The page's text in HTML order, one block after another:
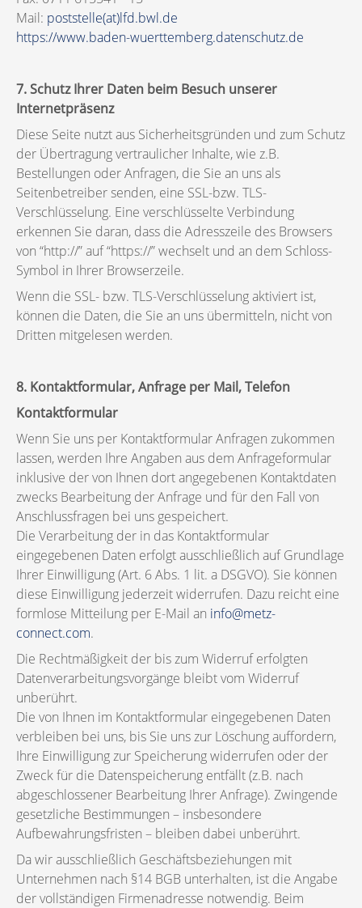
Mail: poststelle(at)lfd.bwl.de
https://www.baden-wuerttemberg.datenschutz.de
7. Schutz Ihrer Daten beim Besuch unserer
Internetpräsenz
Diese Seite nutzt aus Sicherheitsgründen und zum Schutz
der Übertragung vertraulicher Inhalte, wie z.B.
Bestellungen oder Anfragen, die Sie an uns als
Seitenbetreiber senden, eine SSL-bzw. TLS-
Verschlüsselung. Eine verschlüsselte Verbindung
erkennen Sie daran, dass die Adresszeile des Browsers
von “http://” auf “https://” wechselt und an dem Schloss-
Symbol in Ihrer Browserzeile.
Wenn die SSL- bzw. TLS-Verschlüsselung aktiviert ist,
können die Daten, die Sie an uns übermitteln, nicht von
Dritten mitgelesen werden.
8. Kontaktformular, Anfrage per Mail, Telefon
Kontaktformular
Wenn Sie uns per Kontaktformular Anfragen zukommen
lassen, werden Ihre Angaben aus dem Anfrageformular
inklusive der von Ihnen dort angegebenen Kontaktdaten
zwecks Bearbeitung der Anfrage und für den Fall von
Anschlussfragen bei uns gespeichert.
Die Verarbeitung der in das Kontaktformular
eingegebenen Daten erfolgt ausschließlich auf Grundlage
Ihrer Einwilligung (Art. 6 Abs. 1 lit. a DSGVO). Sie können
diese Einwilligung jederzeit widerrufen. Dazu reicht eine
formlose Mitteilung per E-Mail an info@metz-
connect.com.
Die Rechtmäßigkeit der bis zum Widerruf erfolgten
Datenverarbeitungsvorgänge bleibt vom Widerruf
unberührt.
Die von Ihnen im Kontaktformular eingegebenen Daten
verbleiben bei uns, bis Sie uns zur Löschung auffordern,
Ihre Einwilligung zur Speicherung widerrufen oder der
Zweck für die Datenspeicherung entfällt (z.B. nach
abgeschlossener Bearbeitung Ihrer Anfrage). Zwingende
gesetzliche Bestimmungen – insbesondere
Aufbewahrungsfristen – bleiben dabei unberührt.
Da wir ausschließlich Geschäftsbeziehungen mit
Unternehmen nach §14 BGB unterhalten, ist die Angabe
der vollständigen Firmenadresse notwendig. Beim